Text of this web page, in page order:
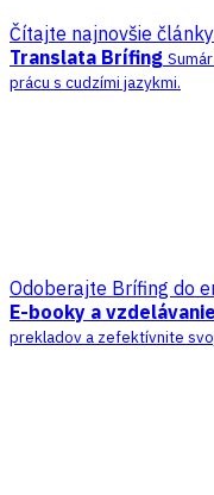
Čítajte najnovšie články
Translata Brífing
prácu s cudzími jazykmi.
Odoberajte Brífing do
E-booky a vzdelávanie
prekladov a zefektívnite